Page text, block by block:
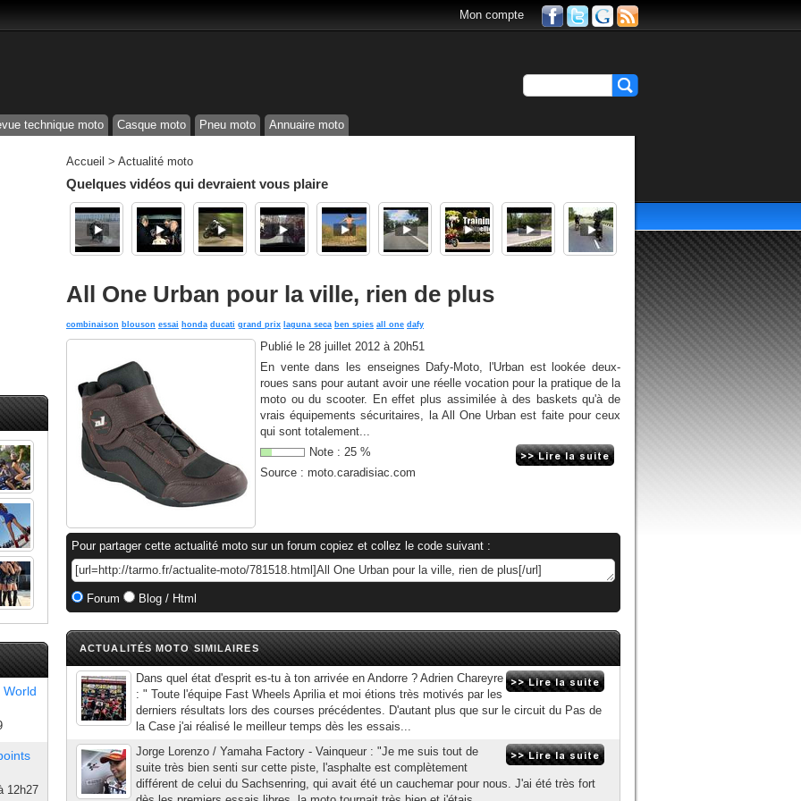
Mon compte
technique moto Casque moto Pneu moto Annuaire moto
World
12h27
Accueil > Actualité moto
Quelques vidéos qui devraient vous plaire
All One Urban pour la ville, rien de plus
combinaison blouson essai honda ducati grand prix laguna seca ben spies all one dafy
Publié le 28 juillet 2012 à 20h51
En vente dans les enseignes Dafy-Moto, l'Urban est lookée deux-
roues sans pour autant avoir une réelle vocation pour la pratique de la
moto ou du scooter. En effet plus assimilée à des baskets qu'à de
vrais équipements sécuritaires, la All One Urban est faite pour ceux
qui sont totalement...
Note : 25 %
Source : moto.caradisiac.com
Pour partager cette actualité moto sur un forum copiez et collez le code suivant :
Forum Blog / Html
ACTUALITÉS MOTO SIMILAIRES
Dans quel état d'esprit es-tu à ton arrivée en Andorre ? Adrien Chareyre
: " Toute l'équipe Fast Wheels Aprilia et moi étions très motivés par les
derniers résultats lors des courses précédentes. D'autant plus que sur le circuit du Pas de
la Case j'ai réalisé le meilleur temps dès les essais...
Jorge Lorenzo / Yamaha Factory - Vainqueur : "Je me suis tout de
suite très bien senti sur cette piste, l'asphalte est complètement
différent de celui du Sachsenring, qui avait été un cauchemar pour nous. J'ai été très fort